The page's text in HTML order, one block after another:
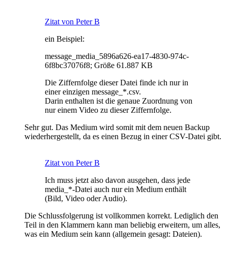
Zitat von Peter B
ein Beispiel:
message_media_5896a626-ea17-4830-974c-
6f8bc37076f8; Größe 61.887 KB
Die Ziffernfolge dieser Datei finde ich nur in
einer einzigen message_*.csv.
Darin enthalten ist die genaue Zuordnung von
nur einem Video zu dieser Ziffernfolge.
Sehr gut. Das Medium wird somit mit dem neuen Backup
wiederhergestellt, da es einen Bezug in einer CSV-Datei gibt.
Zitat von Peter B
Ich muss jetzt also davon ausgehen, dass jede
media_*-Datei auch nur ein Medium enthält
(Bild, Video oder Audio).
Die Schlussfolgerung ist vollkommen korrekt. Lediglich den
Teil in den Klammern kann man beliebig erweitern, um alles,
was ein Medium sein kann (allgemein gesagt: Dateien).